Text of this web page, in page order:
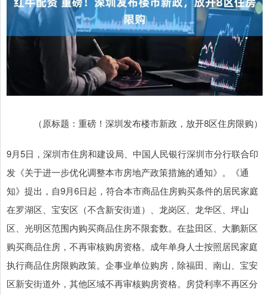
（原标题：重磅！深圳发布楼市新政，放开8区住房限购）
9月5日，深圳市住房和建设局、中国人民银行深圳市分行联合印
发《关于进一步优化调整本市房地产政策措施的通知》。《通
知》提出，自9月6日起，符合本市商品住房购买条件的居民家庭
在罗湖区、宝安区（不含新安街道）、龙岗区、龙华区、坪山
区、光明区范围内购买商品住房不限套数。在盐田区、大鹏新区
购买商品住房，不再审核购房资格。成年单身人士按照居民家庭
执行商品住房限购政策。企事业单位购房，除福田、南山、宝安
区新安街道外，其他区域不再审核购房资格。房贷利率不再区分